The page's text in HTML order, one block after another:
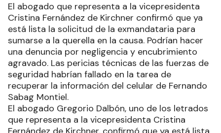
El abogado que representa a la vicepresidenta
Cristina Fernández de Kirchner confirmó que ya
está lista la solicitud de la exmandataria para
sumarse a la querella en la causa. Podrían hacer
una denuncia por negligencia y encubrimiento
agravado. Las pericias técnicas de las fuerzas de
seguridad habrían fallado en la tarea de
recuperar la información del celular de Fernando
Sabag Montiel.
El abogado Gregorio Dalbón, uno de los letrados
que representa a la vicepresidenta Cristina